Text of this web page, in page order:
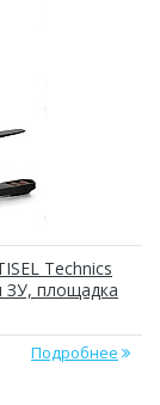
Technics
ЗУ, площадка
Подробнее